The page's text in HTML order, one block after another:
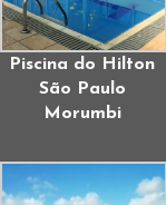
Piscina do Hilton
São Paulo
Morumbi